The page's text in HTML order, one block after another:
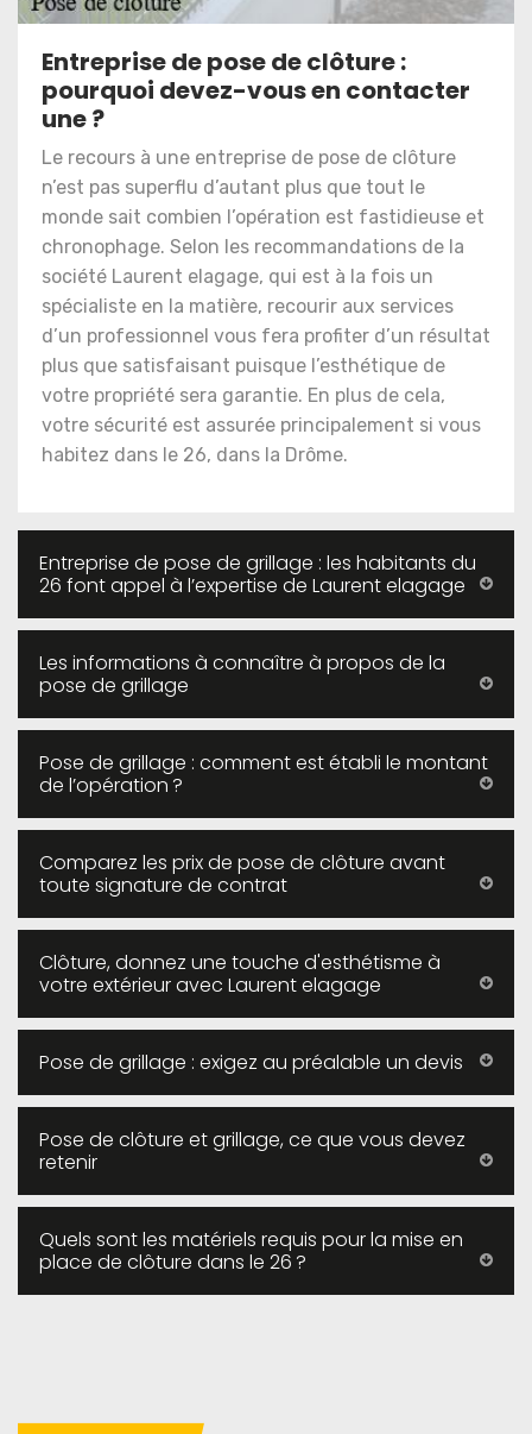
Entreprise de pose de clôture :
pourquoi devez-vous en contacter
une ?
Le recours à une entreprise de pose de clôture
n’est pas superflu d’autant plus que tout le
monde sait combien l’opération est fastidieuse et
chronophage. Selon les recommandations de la
société Laurent elagage, qui est à la fois un
spécialiste en la matière, recourir aux services
d’un professionnel vous fera profiter d’un résultat
plus que satisfaisant puisque l’esthétique de
votre propriété sera garantie. En plus de cela,
votre sécurité est assurée principalement si vous
habitez dans le 26, dans la Drôme.
Entreprise de pose de grillage : les habitants du
26 font appel à l’expertise de Laurent elagage
Les informations à connaître à propos de la
pose de grillage
Pose de grillage : comment est établi le montant
de l’opération ?
Comparez les prix de pose de clôture avant
toute signature de contrat
Clôture, donnez une touche d'esthétisme à
votre extérieur avec Laurent elagage
Pose de grillage : exigez au préalable un devis
Pose de clôture et grillage, ce que vous devez
retenir
Quels sont les matériels requis pour la mise en
place de clôture dans le 26 ?